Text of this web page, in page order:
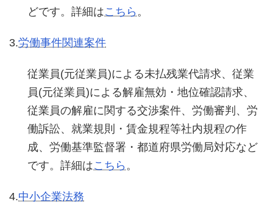
どです。詳細はこちら 。
3.労働事件関連案件
従業員(元従業員)による未払残業代請求、従業
員(元従業員)による解雇無効・地位確認請求、
従業員の解雇に関する交渉案件、労働審判、労
働訴訟、就業規則・賃金規程等社内規程の作
成、労働基準監督署・都道府県労働局対応など
です。詳細はこちら 。
4.中小企業法務